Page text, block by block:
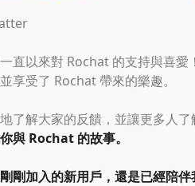
直以來對 Rochat 的支持與喜
享受了 Rochat 帶來的樂趣。
了解大家的反饋，並讓更多人
與 Rochat 的故事。
剛加入的新用戶，還是已經陪